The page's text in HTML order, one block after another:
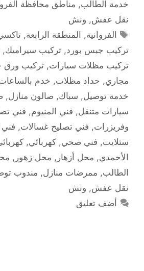
خدمة الطالب, مناطق محافظة
نقل عفش, ونش
الوسوم
الفروانية, المنطقة الرابعة,
تركيب جبس بورد, تركيب سيراميك,
تركيب مظلات سيارات, تركيب ورق
مجاري, حداد مظلات, خدم
خدمة توصيل, سباك, صالون منازل,
سيارات متنقل, فني المنيوم, فني
وفريزرات, فني تصليح غسالات,
ستلايت, فني صحي, كهربائي,
الأحمدي, محل أزهار , محل زهور ,
الطالب, ممرضات منازل, مندوب
نقل عفش, ونش
أضف تعليق